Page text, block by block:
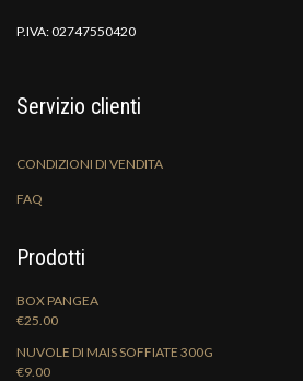
P.IVA: 02747550420
Servizio clienti
CONDIZIONI DI VENDITA
FAQ
Prodotti
BOX PANGEA
€25.00
NUVOLE DI MAIS SOFFIATE 300G
€9.00